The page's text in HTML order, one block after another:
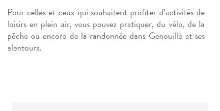
Pour celles et ceux qui souhaitent profiter d’activités de
loisirs en plein air, vous pouvez pratiquer, du vélo, de la
pêche ou encore de la randonnée dans Genouillé et ses
alentours.